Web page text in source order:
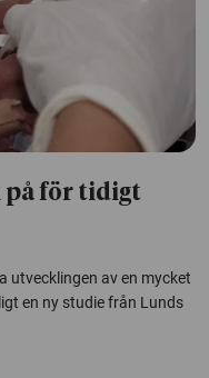
på för tidigt
utvecklingen av en mycket
en ny studie från Lunds